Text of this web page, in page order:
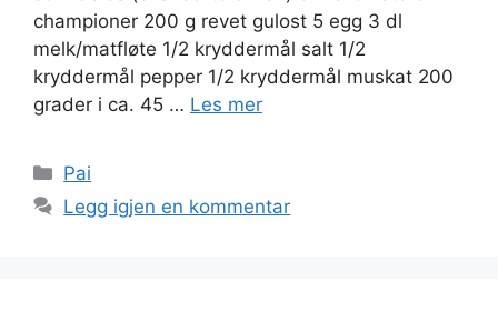
championer 200 g revet gulost 5 egg 3 dl
melk/matfløte 1/2 kryddermål salt 1/2
kryddermål pepper 1/2 kryddermål muskat 200
grader i ca. 45 … Les mer
Kategorier
Pai
Legg igjen en kommentar